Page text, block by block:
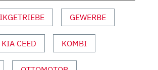
GEWERBE
KIA CEED KOMBI